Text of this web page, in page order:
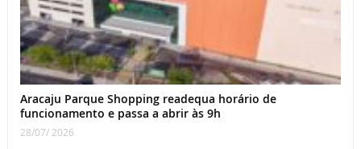
Aracaju Parque Shopping readequa horário de
funcionamento e passa a abrir às 9h
28/07/ 2026